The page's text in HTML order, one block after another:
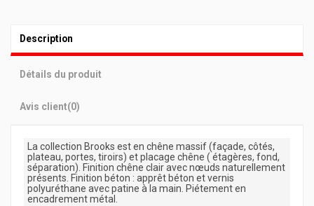
Description
Détails du produit
Avis client(0)
La collection Brooks est en chêne massif (façade, côtés,
plateau, portes, tiroirs) et placage chêne ( étagères, fond,
séparation). Finition chêne clair avec nœuds naturellement
présents. Finition béton : apprêt béton et vernis
polyuréthane avec patine à la main. Piétement en
encadrement métal.